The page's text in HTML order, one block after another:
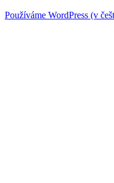
Používáme WordPress (v